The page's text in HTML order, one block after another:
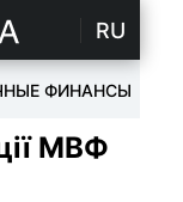
RU
ФИНАНСЫ
МВФ